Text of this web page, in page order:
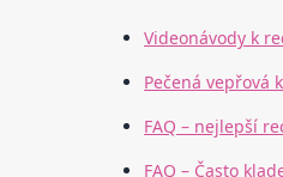
Videonávody k
Pečená vepřová
FAQ – nejlepší
FAQ – Často